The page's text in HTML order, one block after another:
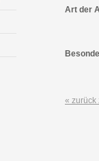
Art der
« zurück